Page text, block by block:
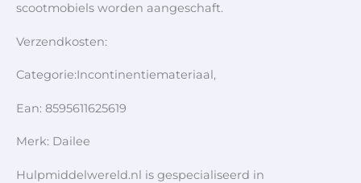
scootmobiels worden aangeschaft.
Verzendkosten:
Categorie:Incontinentiemateriaal,
Ean: 8595611625619
Merk: Dailee
Hulpmiddelwereld.nl is gespecialiseerd in